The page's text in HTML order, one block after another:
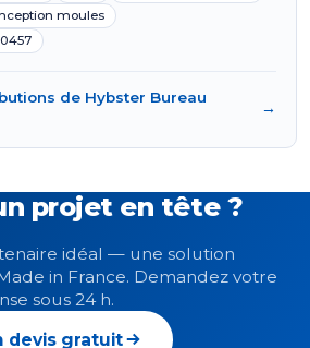
moules
de Hybster Bureau
→
projet en tête ?
idéal — une solution
in France. Demandez votre
sous 24 h.
devis gratuit